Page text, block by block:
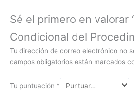
Sé el primero en valorar
Condicional del
Tu dirección de correo electrónico no
campos obligatorios están marcados
Tu puntuación *